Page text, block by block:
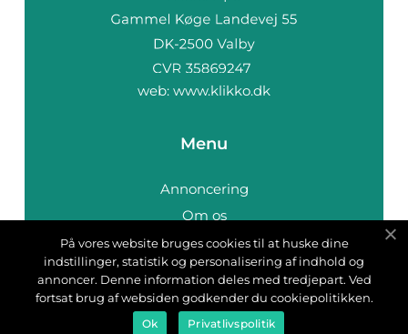
web: www.klikko.dk
Menu
Annoncering
Om os
Cookies
Kontakt os
Sitemap
På vores website bruges cookies til at huske dine
indstillinger, statistik og personalisering af indhold og
annoncer. Denne information deles med tredjepart. Ved
fortsat brug af websiden godkender du cookiepolitikken.
Ok Privatlivspolitik